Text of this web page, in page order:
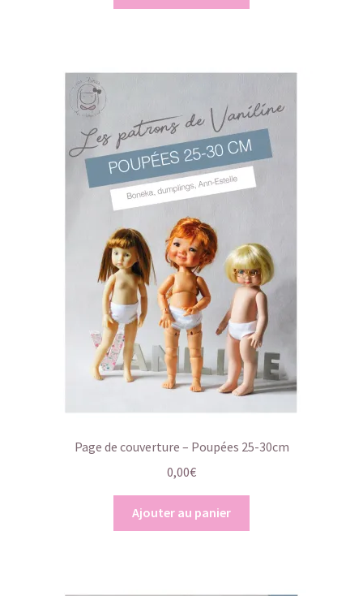
Page de couverture – Poupées 25-30cm
0,00€
Ajouter au panier